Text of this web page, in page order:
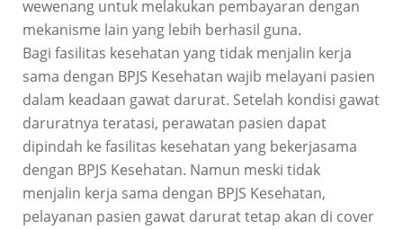
wewenang untuk melakukan pembayaran dengan
mekanisme lain yang lebih berhasil guna.
Bagi fasilitas kesehatan yang tidak menjalin kerja
sama dengan BPJS Kesehatan wajib melayani pasien
dalam keadaan gawat darurat. Setelah kondisi gawat
daruratnya teratasi, perawatan pasien dapat
dipindah ke fasilitas kesehatan yang bekerjasama
dengan BPJS Kesehatan. Namun meski tidak
menjalin kerja sama dengan BPJS Kesehatan,
pelayanan pasien gawat darurat tetap akan di cover